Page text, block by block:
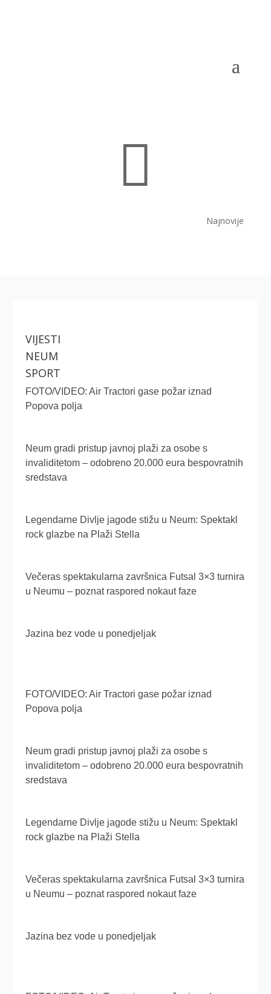

Najnovije
VIJESTI
NEUM
SPORT
FOTO/VIDEO: Air Tractori gase požar iznad
Popova polja
Neum gradi pristup javnoj plaži za osobe s
invaliditetom – odobreno 20.000 eura bespovratnih
sredstava
Legendarne Divlje jagode stižu u Neum: Spektakl
rock glazbe na Plaži Stella
Večeras spektakularna završnica Futsal 3×3 turnira
u Neumu – poznat raspored nokaut faze
Jazina bez vode u ponedjeljak
FOTO/VIDEO: Air Tractori gase požar iznad
Popova polja
Neum gradi pristup javnoj plaži za osobe s
invaliditetom – odobreno 20.000 eura bespovratnih
sredstava
Legendarne Divlje jagode stižu u Neum: Spektakl
rock glazbe na Plaži Stella
Večeras spektakularna završnica Futsal 3×3 turnira
u Neumu – poznat raspored nokaut faze
Jazina bez vode u ponedjeljak